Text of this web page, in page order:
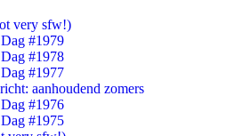
very sfw!)
#1979
#1978
#1977
aanhoudend zomers
#1976
#1975